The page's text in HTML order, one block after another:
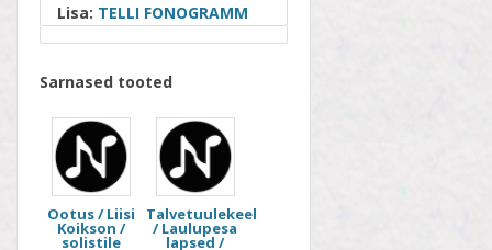
Lisa: TELLI FONOGRAMM
Sarnased tooted
Ootus / Liisi
Koikson /
solistile
Talvetuulekeel
/ Laulupesa
lapsed /